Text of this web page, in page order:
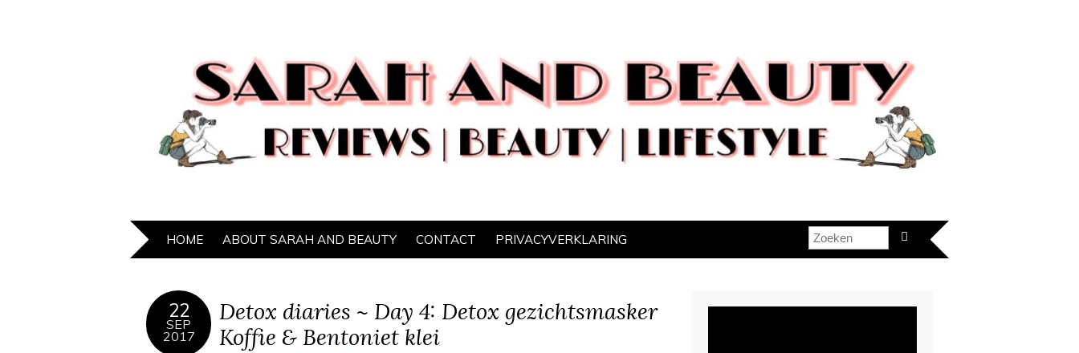
HOME ABOUT SARAH AND BEAUTY CONTACT PRIVACYVERKLARING
22
SEP
2017
Detox diaries ~ Day 4: Detox gezichtsmasker
Koffie & Bentoniet klei